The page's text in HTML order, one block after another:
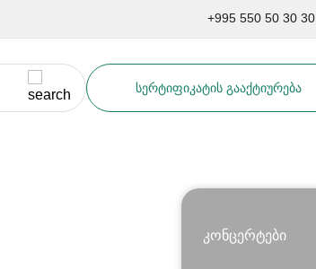
+995 550 50 30 30
ᲡᲔᲠᲢᲘᲤᲘᲙᲐᲢᲘᲡ ᲒᲐᲐᲥᲢᲘᲣᲠᲔᲑᲐ
კონცერტები